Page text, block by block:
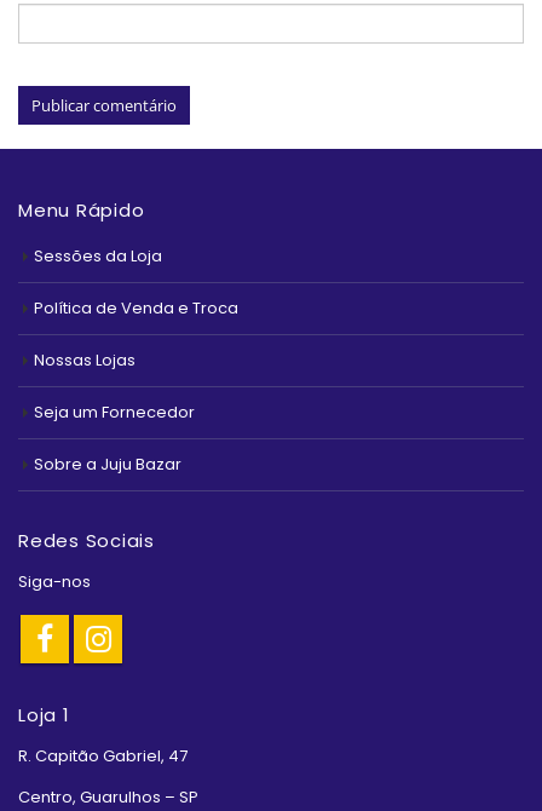
Menu Rápido
Sessões da Loja
Política de Venda e Troca
Nossas Lojas
Seja um Fornecedor
Sobre a Juju Bazar
Redes Sociais
Siga-nos
Loja 1
R. Capitão Gabriel, 47
Centro, Guarulhos – SP